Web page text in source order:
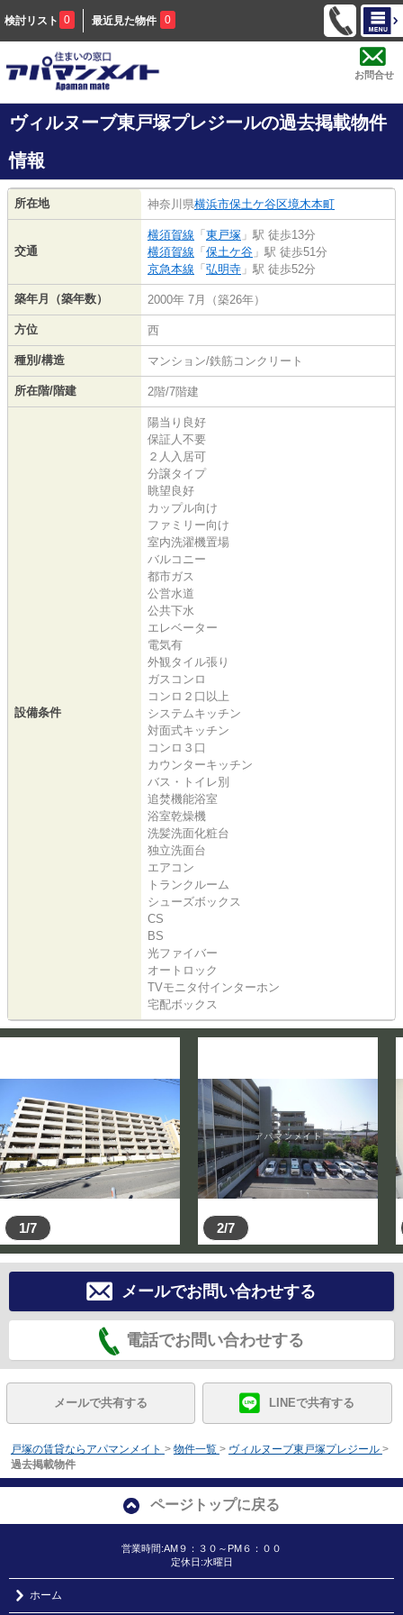
検討リスト 0 最近見た物件 0
お問合せ
ヴィルヌーブ東戸塚プレジールの過去掲載物件
情報
所在地 神奈川県横浜市保土ケ谷区境木本町
交通
横須賀線 「 東戸塚 」駅 徒歩13分
横須賀線 「 保土ケ谷 」駅 徒歩51分
京急本線 「 弘明寺 」駅 徒歩52分
築年月（築年数） 2000年 7月（築26年）
方位 西
種別/構造 マンション/鉄筋コンクリート
所在階/階建 2階/7階建
設備条件
陽当り良好
保証人不要
２人入居可
分譲タイプ
眺望良好
カップル向け
ファミリー向け
室内洗濯機置場
バルコニー
都市ガス
公営水道
公共下水
エレベーター
電気有
外観タイル張り
ガスコンロ
コンロ２口以上
システムキッチン
対面式キッチン
コンロ３口
カウンターキッチン
バス・トイレ別
追焚機能浴室
浴室乾燥機
洗髪洗面化粧台
独立洗面台
エアコン
トランクルーム
シューズボックス
CS
BS
光ファイバー
オートロック
TVモニタ付インターホン
宅配ボックス
1/7 2/7
メールでお問い合わせする
電話でお問い合わせする
メールで共有する LINEで共有する
戸塚の賃貸ならアパマンメイト > 物件一覧 > ヴィルヌーブ東戸塚プレジール >
過去掲載物件
ページトップに戻る
営業時間:AM９：３０～PM６：００
定休日:水曜日
ホーム